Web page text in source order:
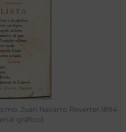
Juan Navarro Reverter.1894
gráfico]